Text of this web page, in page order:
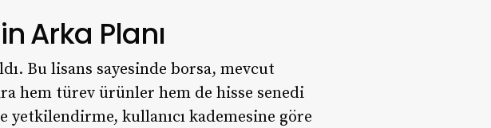
Arka Planı
Bu lisans sayesinde borsa, mevcut
hem türev ürünler hem de hisse senedi
yetkilendirme, kullanıcı kademesine göre